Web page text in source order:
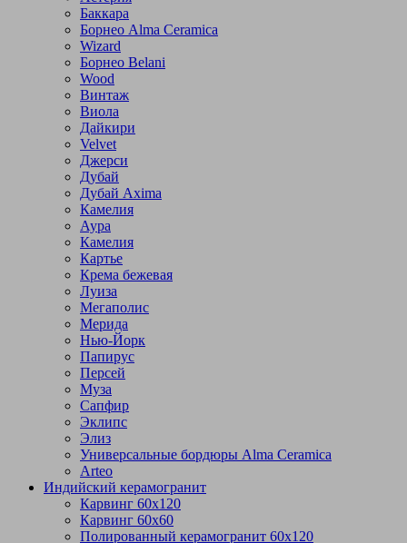
Баккара
Борнео Alma Ceramica
Wizard
Борнео Belani
Wood
Винтаж
Виола
Дайкири
Velvet
Джерси
Дубай
Дубай Axima
Камелия
Аура
Камелия
Картье
Крема бежевая
Луиза
Мегаполис
Мерида
Нью-Йорк
Папирус
Персей
Муза
Сапфир
Эклипс
Элиз
Универсальные бордюры Alma Ceramica
Arteo
Индийский керамогранит
Карвинг 60х120
Карвинг 60х60
Полированный керамогранит 60х120